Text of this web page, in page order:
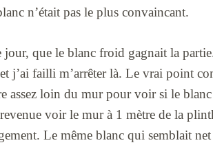
n’était pas le plus convaincant.
que le blanc froid gagnait la
j’ai failli m’arrêter là. Le vrai point
assez loin du mur pour voir si le
voir le mur à 1 mètre de la
Le même blanc qui semblait net